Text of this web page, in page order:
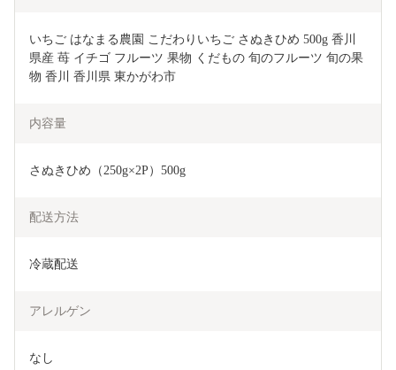
いちご はなまる農園 こだわりいちご さぬきひめ 500g 香川
県産 苺 イチゴ フルーツ 果物 くだもの 旬のフルーツ 旬の果
物 香川 香川県 東かがわ市
内容量
さぬきひめ（250g×2P）500g
配送方法
冷蔵配送
アレルゲン
なし